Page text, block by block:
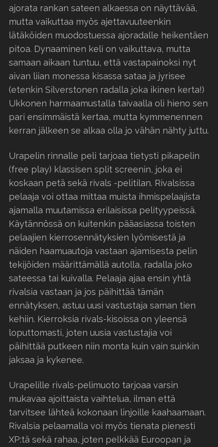
ajorata rankan sateen alkaessa on näyttävää,
mutta vaikuttaa myös ajettavuuteenkin
lätäköiden muodostuessa ajoradalle heikentäen
pitoa. Dynaaminen keli on vaikuttava, mutta
samaan aikaan tuntuu, että vastapainoksi nyt
aivan liian monessa kisassa sataa ja jyrisee
(etenkin Silverstonen radalla joka ikinen kerta!)
Ukkonen harmaamustalla taivaalla oli hieno sen
pari ensimmäistä kertaa, mutta kymmenennen
kerran jälkeen se alkaa olla jo vähän nähty juttu.
Urapelin rinnalle peli tarjoaa tietysti pikapelin
(free play) klassisen split screenin, joka ei
koskaan petä sekä rivals -pelitilan. Rivalsissa
pelaaja voi ottaa mittaa muista ihmispelaajista
ajamalla muutamissa erilaisissa pelityypeissä.
Käytännössä on kuitenkin pääasiassa toisten
pelaajien kierrosennätyksien lyömisestä ja
näiden haamuautoja vastaan ajamisesta pelin
tekijöiden määrittämällä autolla, radalla joko
sateessa tai kuivalla. Pelaaja ajaa ensin yhtä
rivalsia vastaan ja jos päihittää tämän
ennätyksen, astuu uusi vastustaja saman tien
kehiin. Kierroksia rivals-kisoissa on yleensä
loputtomasti, joten uusia vastustajia voi
päihittää putkeen niin monta kuin vain suinkin
jaksaa ja kykenee.
Urapelille rivals-pelimuoto tarjoaa varsin
mukavaa ajoittaista vaihtelua, ilman että
tarvitsee lähteä kokonaan linjoille kaahaamaan.
Rivalsia pelaamalla voi myös tienata pienesti
XP:tä sekä rahaa, joten pelkkää Euroopan ja